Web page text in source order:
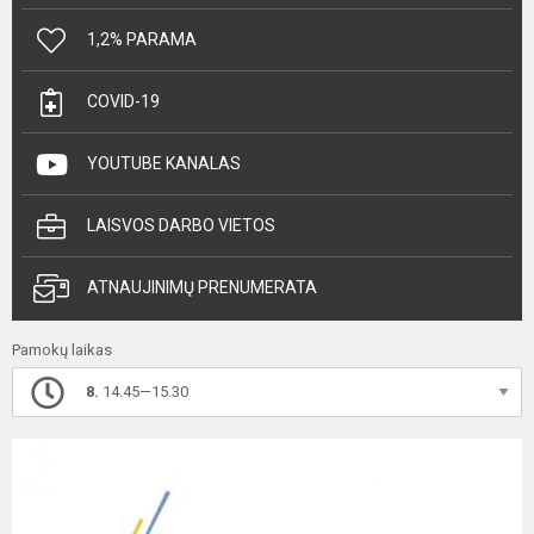
1,2% PARAMA
COVID-19
YOUTUBE KANALAS
LAISVOS DARBO VIETOS
ATNAUJINIMŲ PRENUMERATA
Pamokų laikas
8. 14.45—15.30